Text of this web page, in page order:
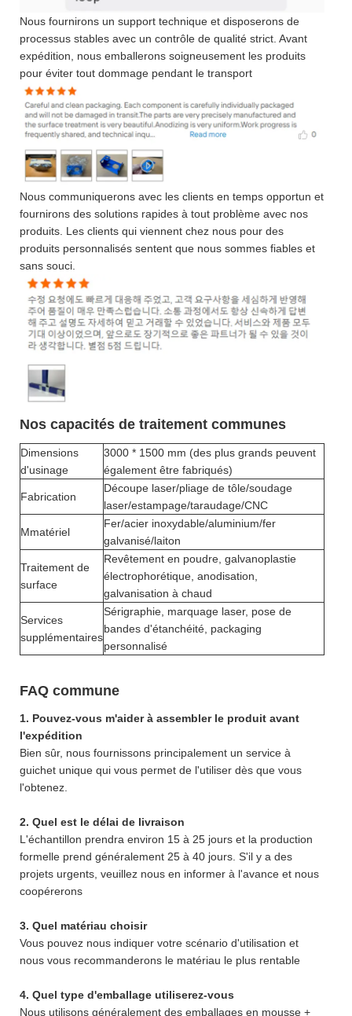
Nous fournirons un support technique et disposerons de
processus stables avec un contrôle de qualité strict. Avant
expédition, nous emballerons soigneusement les produits
pour éviter tout dommage pendant le transport
Nous communiquerons avec les clients en temps opportun et
fournirons des solutions rapides à tout problème avec nos
produits. Les clients qui viennent chez nous pour des
produits personnalisés sentent que nous sommes fiables et
sans souci.
Nos capacités de traitement communes
Dimensions
d'usinage
3000 * 1500 mm (des plus grands peuvent
également être fabriqués)
Fabrication
Découpe laser/pliage de tôle/soudage
laser/estampage/taraudage/CNC
Mmatériel
Fer/acier inoxydable/aluminium/fer
galvanisé/laiton
Traitement de
surface
Revêtement en poudre, galvanoplastie
électrophorétique, anodisation,
galvanisation à chaud
Services
supplémentaires
Sérigraphie, marquage laser, pose de
bandes d'étanchéité, packaging
personnalisé
FAQ commune
1. Pouvez-vous m'aider à assembler le produit avant
l'expédition
Bien sûr, nous fournissons principalement un service à
guichet unique qui vous permet de l'utiliser dès que vous
l'obtenez.
2. Quel est le délai de livraison
L'échantillon prendra environ 15 à 25 jours et la production
formelle prend généralement 25 à 40 jours. S'il y a des
projets urgents, veuillez nous en informer à l'avance et nous
coopérerons
3. Quel matériau choisir
Vous pouvez nous indiquer votre scénario d'utilisation et
nous vous recommanderons le matériau le plus rentable
4. Quel type d'emballage utiliserez-vous
Nous utilisons généralement des emballages en mousse +